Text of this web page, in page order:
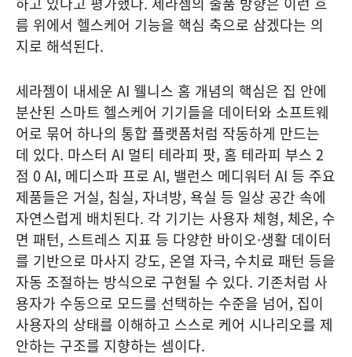
름 위에서 헬스케어 기능을 핵심 축으로 삼겠다는 의
지로 해석된다.
세라젬이 내세운 AI 웰니스 홈 개념의 핵심은 집 안에
분산된 스마트 헬스케어 기기들을 데이터와 소프트웨
어로 묶어 하나의 통합 플랫폼처럼 작동하게 만드는
데 있다. 마스터 AI 멀티 테라피 팟, 홈 테라피 부스 2
점 0 AI, 메디스파 프로 AI, 밸런스 메디워터 AI 등 주요
제품들은 거실, 침실, 자녀방, 욕실 등 일상 공간 속에
자연스럽게 배치된다. 각 기기는 사용자 체형, 체온, 수
면 패턴, 스트레스 지표 등 다양한 바이오·생활 데이터
를 기반으로 마사지 강도, 온열 자극, 수치료 패턴 등을
자동 조절하는 방식으로 구현될 수 있다. 기존처럼 사
용자가 수동으로 모드를 선택하는 수준을 넘어, 집이
사용자의 상태를 이해하고 스스로 케어 시나리오를 제
안하는 구조를 지향하는 셈이다.